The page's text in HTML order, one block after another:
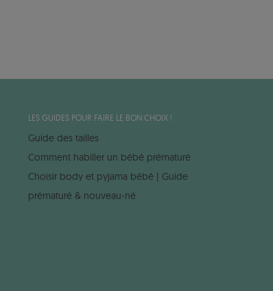
LES GUIDES POUR FAIRE LE BON CHOIX !
Guide des tailles
Comment habiller un bébé prématuré
Choisir body et pyjama bébé | Guide
prématuré & nouveau-né